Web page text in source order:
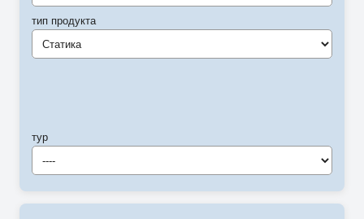
тип продукта
Статика
тур
----